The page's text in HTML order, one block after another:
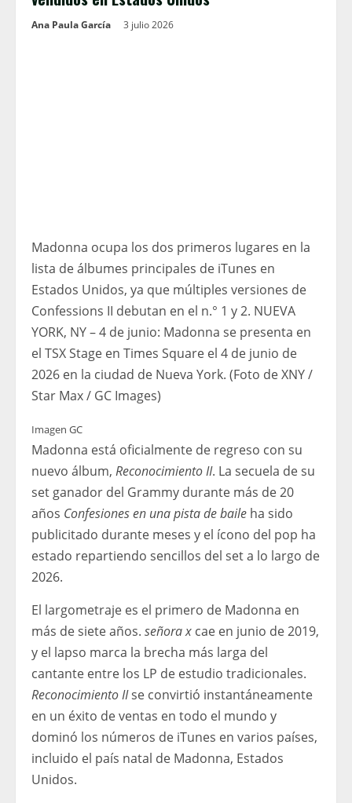
Ana Paula García 3 julio 2026
Madonna ocupa los dos primeros lugares en la
lista de álbumes principales de iTunes en
Estados Unidos, ya que múltiples versiones de
Confessions II debutan en el n.° 1 y 2. NUEVA
YORK, NY – 4 de junio: Madonna se presenta en
el TSX Stage en Times Square el 4 de junio de
2026 en la ciudad de Nueva York. (Foto de XNY /
Star Max / GC Images)
Imagen GC
Madonna está oficialmente de regreso con su
nuevo álbum, Reconocimiento II. La secuela de su
set ganador del Grammy durante más de 20
años Confesiones en una pista de baile ha sido
publicitado durante meses y el ícono del pop ha
estado repartiendo sencillos del set a lo largo de
2026.
El largometraje es el primero de Madonna en
más de siete años. señora x cae en junio de 2019,
y el lapso marca la brecha más larga del
cantante entre los LP de estudio tradicionales.
Reconocimiento IIse convirtió instantáneamente
en un éxito de ventas en todo el mundo y
dominó los números de iTunes en varios países,
incluido el país natal de Madonna, Estados
Unidos.